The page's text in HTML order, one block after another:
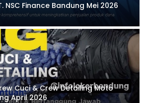
NSC Finance Bandung Mei 2026
Cuci & Crew Detailing Moto
April 2026